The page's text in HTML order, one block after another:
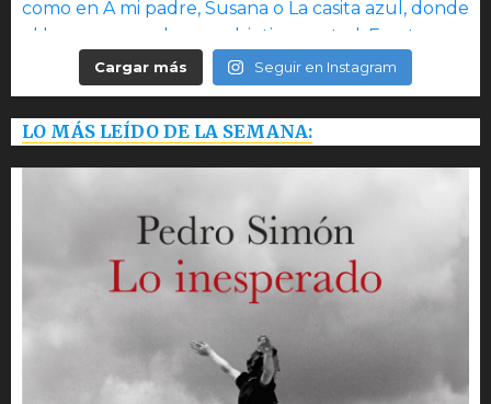
Cargar más Seguir en Instagram
LO MÁS LEÍDO DE LA SEMANA: